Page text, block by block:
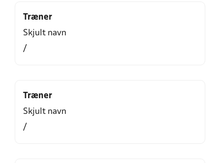
Træner
Skjult navn
/
Træner
Skjult navn
/